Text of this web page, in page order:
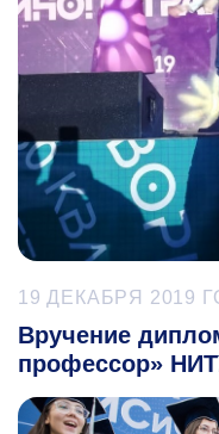
19 ДЕКАБРЯ 2019
Вручение
профессор»